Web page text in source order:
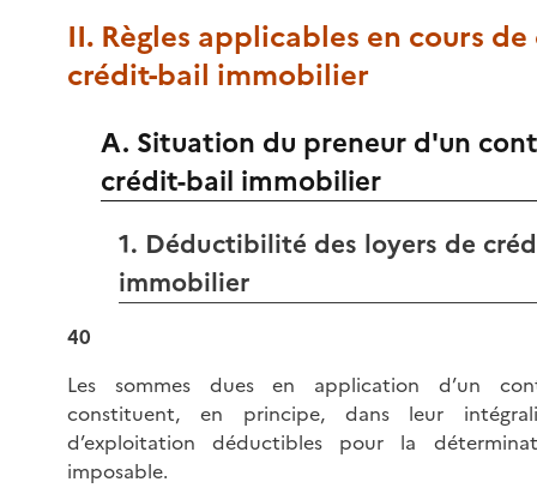
II. Règles applicables en cours
crédit-bail immobilier
A. Situation du preneur d'un
crédit-bail immobilier
1. Déductibilité des loyers de
immobilier
40
Les sommes dues en application d’un
constituent, en principe, dans leur
d’exploitation déductibles pour la
imposable.